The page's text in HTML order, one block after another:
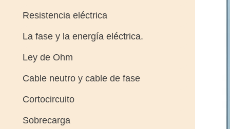
Resistencia eléctrica
La fase y la energía eléctrica.
Ley de Ohm
Cable neutro y cable de fase
Cortocircuito
Sobrecarga